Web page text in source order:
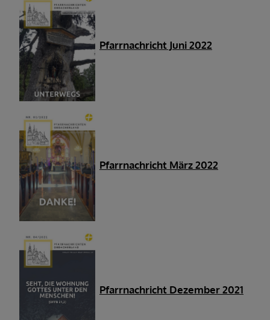
Pfarrnachricht Juni 2022
Pfarrnachricht März 2022
Pfarrnachricht Dezember 2021